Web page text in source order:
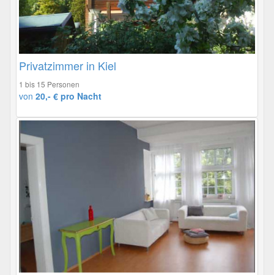
Privatzimmer in Kiel
1 bis 15 Personen
von 20,- € pro Nacht